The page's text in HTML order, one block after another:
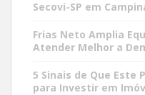
Secovi-SP em
Frias Neto Amplia
Atender Melhor a
5 Sinais de Que Este
para Investir em